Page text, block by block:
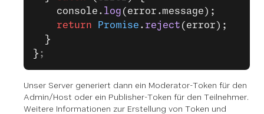
    console.
log (error.message);
    return
Promise . reject (error);
  }
} ;
Unser Server generiert dann ein Moderator-Token für den
Admin/Host oder ein Publisher-Token für den Teilnehmer.
Weitere Informationen zur Erstellung von Token und